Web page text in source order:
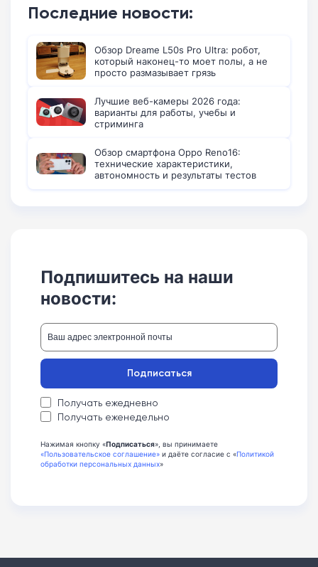
Последние новости:
Обзор Dreame L50s Pro Ultra: робот,
который наконец-то моет полы, а не
просто размазывает грязь
Лучшие веб-камеры 2026 года:
варианты для работы, учебы и
стриминга
Обзор смартфона Oppo Reno16:
технические характеристики,
автономность и результаты тестов
Подпишитесь на наши
новости:
Получать ежедневно
Получать еженедельно
Подписаться
Нажимая кнопку «Подписаться», вы принимаете
«Пользовательское соглашение» и даёте согласие с «Политикой
обработки персональных данных»